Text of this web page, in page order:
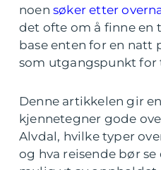
noen søker etter
det ofte om å finne en
base enten for en natt
som utgangspunkt
Denne artikkelen gir
kjennetegner gode
Alvdal, hvilke typer
og hva reisende bør